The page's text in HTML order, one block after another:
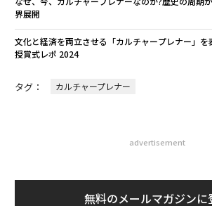
界展開
文化と経済を両立させる「カルチャープレナー」
授賞式レポ 2024
タグ： カルチャープレナー
advertisement
無料のメールマガジンに